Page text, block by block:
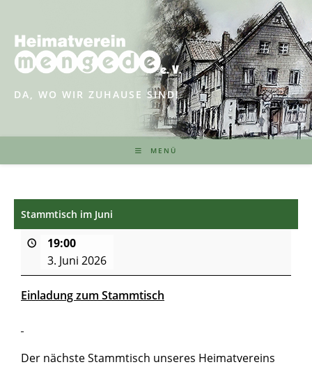
springen
DA, WO WIR ZUHAUSE SIND!
MENÜ
Stammtisch im Juni
19:00
3. Juni 2026
Einladung zum Stammtisch
Der nächste Stammtisch unseres Heimatvereins